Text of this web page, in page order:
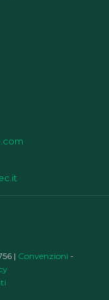
| Convenzioni -